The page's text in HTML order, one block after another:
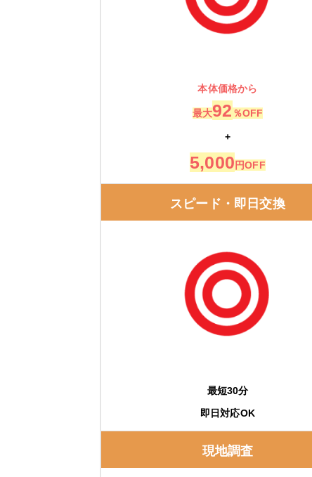
本体価格から
最大92 ％OFF
+
5,000円OFF
スピード・即日交換
最短30分
即日対応OK
現地調査